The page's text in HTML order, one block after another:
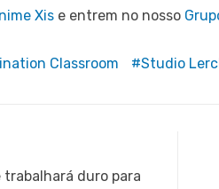
Xis e entrem no nosso
Classroom Studio
duro para